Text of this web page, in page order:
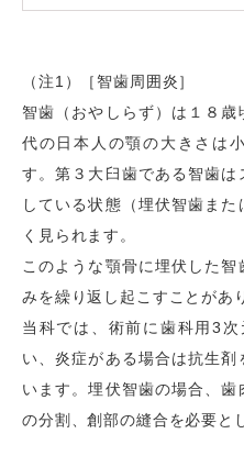
（注1）［智歯周囲炎］
智歯（おやしらず）は１８
代の日本人の顎の大きさは
す。第３大臼歯である智歯
している状態（埋伏智歯ま
く見られます。
このような顎骨に埋伏した
みを繰り返し起こすことがあ
当科では、術前に歯科用3
い、炎症がある場合は抗生
います。埋伏智歯の場合、
の分割、創部の縫合を必要と